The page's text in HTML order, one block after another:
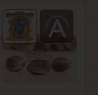
3 semaines de
les rendements